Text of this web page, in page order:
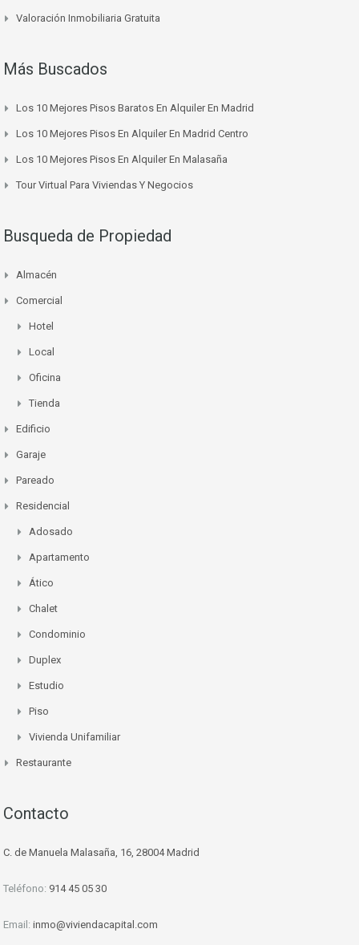
Valoración Inmobiliaria Gratuita
Más Buscados
Los 10 Mejores Pisos Baratos En Alquiler En Madrid
Los 10 Mejores Pisos En Alquiler En Madrid Centro
Los 10 Mejores Pisos En Alquiler En Malasaña
Tour Virtual Para Viviendas Y Negocios
Busqueda de Propiedad
Almacén
Comercial
Hotel
Local
Oficina
Tienda
Edificio
Garaje
Pareado
Residencial
Adosado
Apartamento
Ático
Chalet
Condominio
Duplex
Estudio
Piso
Vivienda Unifamiliar
Restaurante
Contacto
C. de Manuela Malasaña, 16, 28004 Madrid
Teléfono: 914 45 05 30
Email: inmo@viviendacapital.com